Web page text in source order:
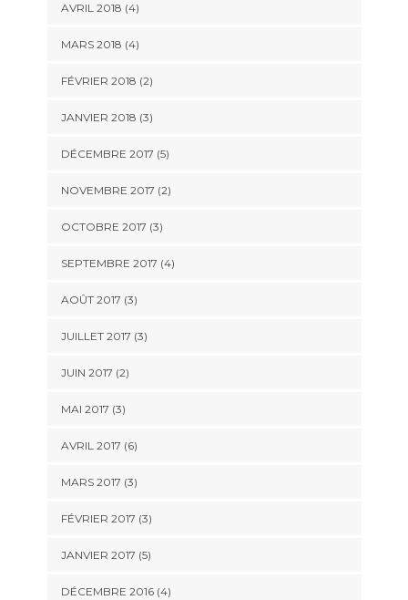
AVRIL 2018 (4)
MARS 2018 (4)
FÉVRIER 2018 (2)
JANVIER 2018 (3)
DÉCEMBRE 2017 (5)
NOVEMBRE 2017 (2)
OCTOBRE 2017 (3)
SEPTEMBRE 2017 (4)
AOÛT 2017 (3)
JUILLET 2017 (3)
JUIN 2017 (2)
MAI 2017 (3)
AVRIL 2017 (6)
MARS 2017 (3)
FÉVRIER 2017 (3)
JANVIER 2017 (5)
DÉCEMBRE 2016(4)